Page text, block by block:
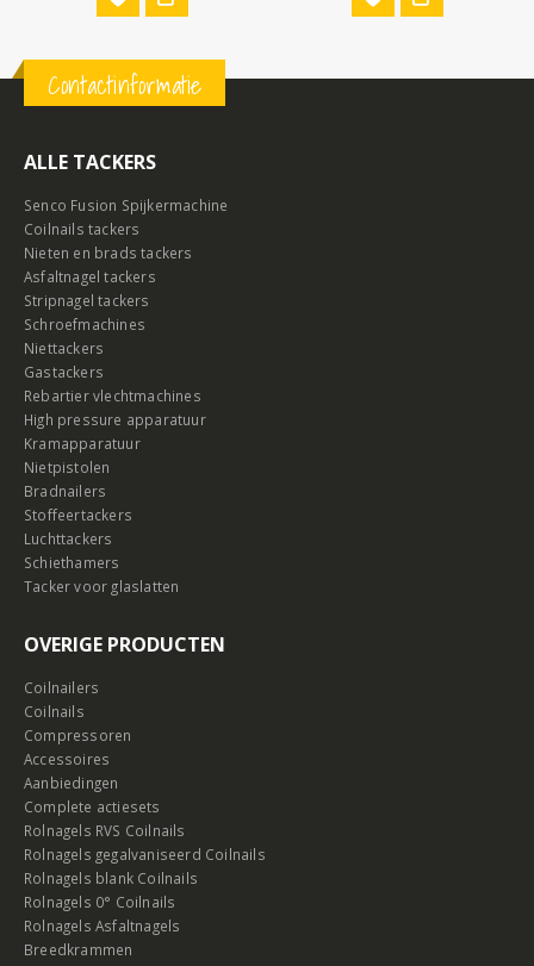
Contactinformatie
ALLE TACKERS
Senco Fusion Spijkermachine
Coilnails tackers
Nieten en brads tackers
Asfaltnagel tackers
Stripnagel tackers
Schroefmachines
Niettackers
Gastackers
Rebartier vlechtmachines
High pressure apparatuur
Kramapparatuur
Nietpistolen
Bradnailers
Stoffeertackers
Luchttackers
Schiethamers
Tacker voor glaslatten
OVERIGE PRODUCTEN
Coilnailers
Coilnails
Compressoren
Accessoires
Aanbiedingen
Complete actiesets
Rolnagels RVS Coilnails
Rolnagels gegalvaniseerd Coilnails
Rolnagels blank Coilnails
Rolnagels 0° Coilnails
Rolnagels Asfaltnagels
Breedkrammen